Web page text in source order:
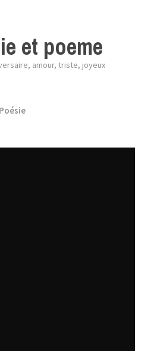
et poeme
amour, triste, joyeux
Poésie